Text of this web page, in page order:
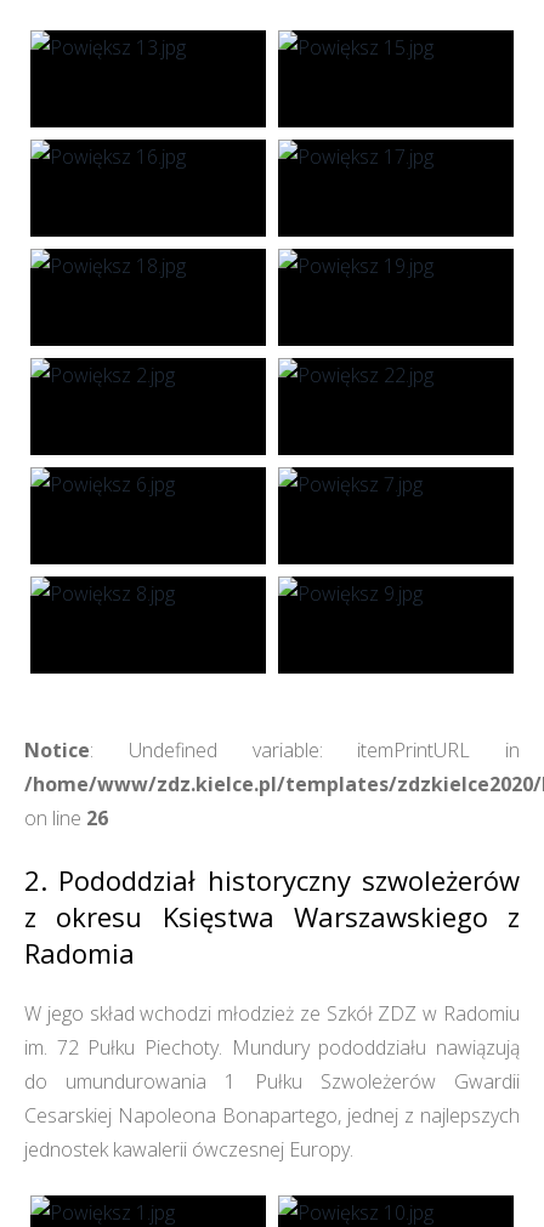
Notice: Undefined variable: itemPrintURL in
/home/www/zdz.kielce.pl/templates/
on line 26
2. Pododdział historyczny szwoleżerów
z okresu Księstwa Warszawskiego z
Radomia
W jego skład wchodzi młodzież ze Szkół ZDZ w Radomiu
im. 72 Pułku Piechoty. Mundury pododdziału nawiązują
do umundurowania 1 Pułku Szwoleżerów Gwardii
Cesarskiej Napoleona Bonapartego, jednej z najlepszych
jednostek kawalerii ówczesnej Europy.